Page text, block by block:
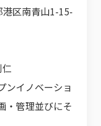
区南青山1-15-
ンイノベーショ
・管理並びにそ